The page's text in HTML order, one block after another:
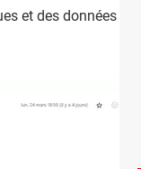
et des données